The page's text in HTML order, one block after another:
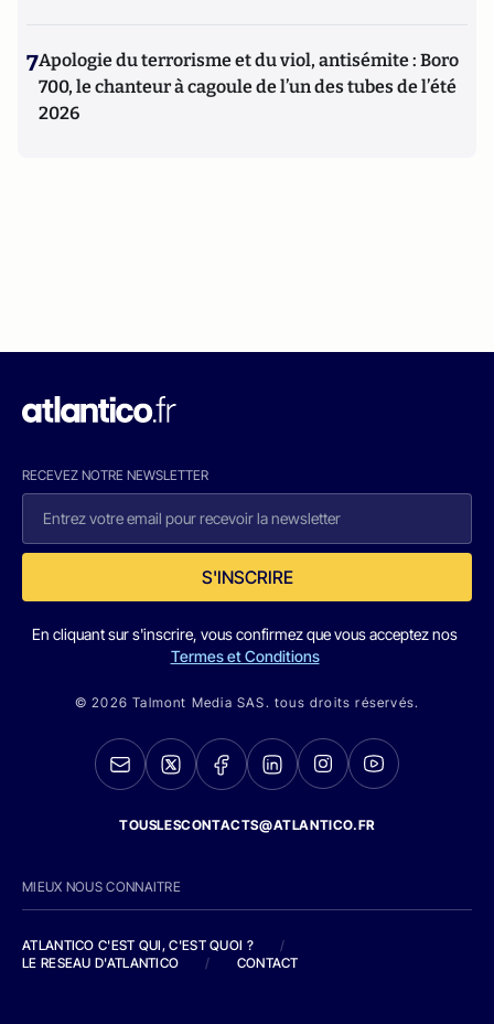
7Apologie du terrorisme et du viol, antisémite : Boro
700, le chanteur à cagoule de l’un des tubes de l’été
2026
RECEVEZ NOTRE NEWSLETTER
S'INSCRIRE
En cliquant sur s'inscrire, vous confirmez que vous acceptez nos
Termes et Conditions
© 2026 Talmont Media SAS. tous droits réservés.
TOUSLESCONTACTS@ATLANTICO.FR
MIEUX NOUS CONNAITRE
ATLANTICO C'EST QUI, C'EST QUOI ?
/
LE RESEAU D'ATLANTICO
/ CONTACT